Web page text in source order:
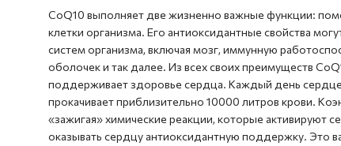
CoQ10 выполняет две жизненно важные функции:
клетки организма. Его антиоксидантные свойства
систем организма, включая мозг, иммунную
оболочек и так далее. Из всех своих преимуществ
поддерживает здоровье сердца. Каждый день
прокачивает приблизительно 10000 литров крови.
«зажигая» химические реакции, которые активируют
оказывать сердцу антиоксидантную поддержку. Это